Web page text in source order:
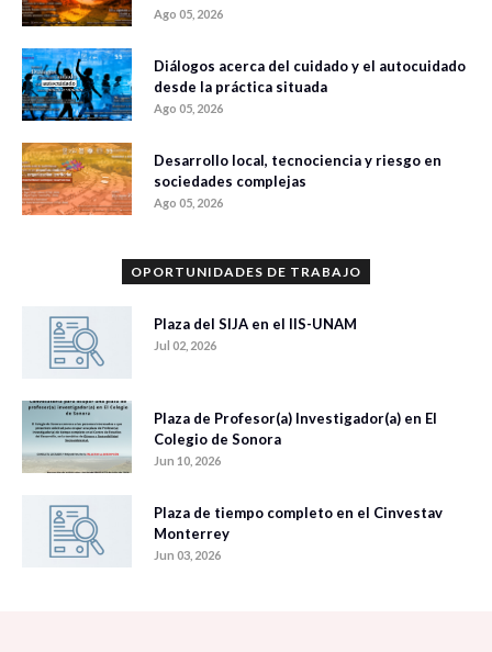
Ago 05, 2026
Diálogos acerca del cuidado y el autocuidado
desde la práctica situada
Ago 05, 2026
Desarrollo local, tecnociencia y riesgo en
sociedades complejas
Ago 05, 2026
OPORTUNIDADES DE TRABAJO
Plaza del SIJA en el IIS-UNAM
Jul 02, 2026
Plaza de Profesor(a) Investigador(a) en El
Colegio de Sonora
Jun 10, 2026
Plaza de tiempo completo en el Cinvestav
Monterrey
Jun 03, 2026